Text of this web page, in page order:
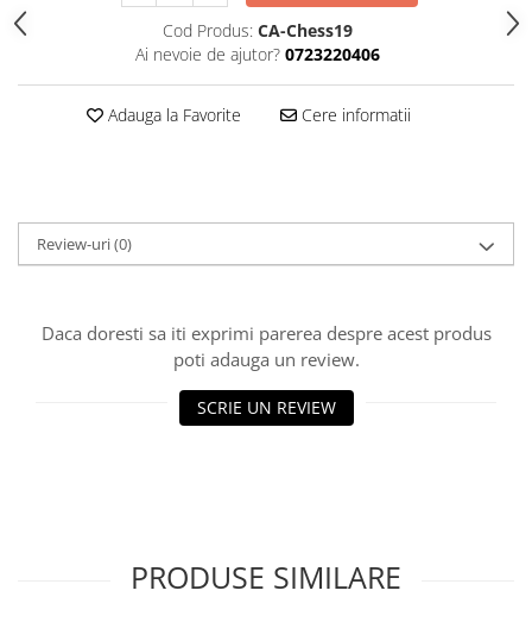
Seturi Sah
Ceasuri De Sah Digitale
Seturi Sah Tematice
Step 3
Step 4
Step 6
Tabla De Demonstratie
Cod Produs: CA-Chess19
Ai nevoie de ajutor? 0723220406
Adauga la Favorite Cere informatii
Review-uri(0)
Daca doresti sa iti exprimi parerea despre acest produs
poti adauga un review.
SCRIE UN REVIEW
PRODUSE SIMILARE